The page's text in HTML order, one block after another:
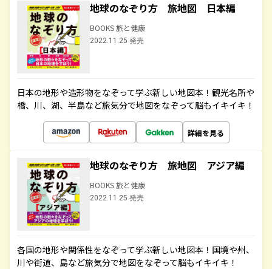
地球のなぞり方 旅地図 日本編
BOOKS 旅と健康
2022.11.25 発売
日本の地形や造形物をなぞって学ぶ新しい地図本！観光名所や
橋、川、湖、半島など旅気分で地図をなぞって脳もイキイキ！
詳細を見る
地球のなぞり方 旅地図 アジア編
BOOKS 旅と健康
2022.11.25 発売
各国の地形や関係性をなぞって学ぶ新しい地図本！国境や州、
川や街道、島など旅気分で地図をなぞって脳もイキイキ！